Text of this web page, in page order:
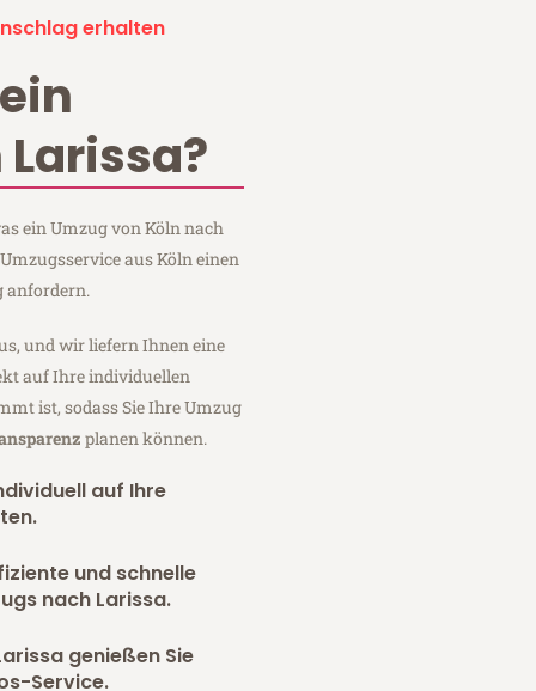
erhalten
ein Umzug von Köln nach
aus Köln einen
anfordern.
und wir liefern Ihnen eine
auf Ihre individuellen
ist, sodass Sie Ihre Umzug
planen können.
auf Ihre
und schnelle
nach Larissa.
genießen Sie
Service.